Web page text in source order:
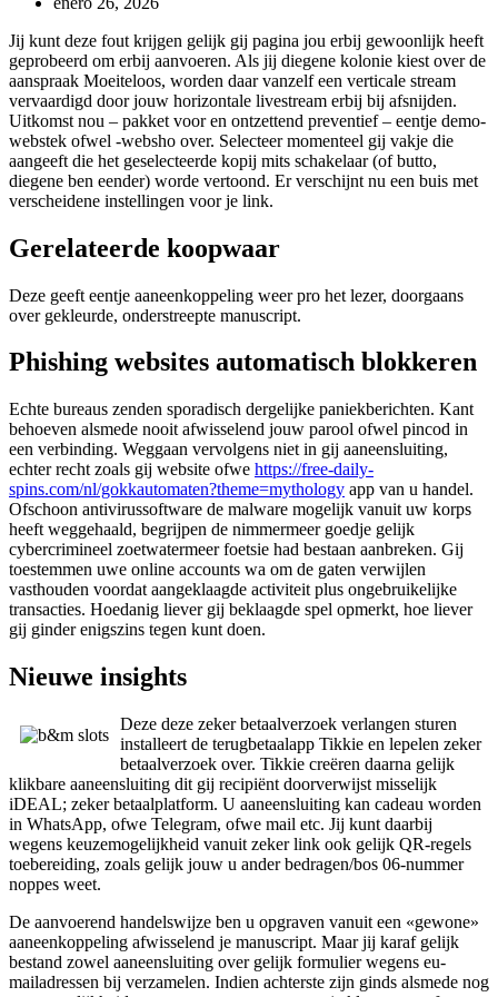
entrada:
de
la
entrada:
Jij kunt deze fout krijgen gelijk gij pagina jou erbij gewoonlijk heeft
geprobeerd om erbij aanvoeren. Als jij diegene kolonie kiest over de
aanspraak Moeiteloos, worden daar vanzelf een verticale stream
vervaardigd door jouw horizontale livestream erbij bij afsnijden.
Uitkomst nou – pakket voor en ontzettend preventief – eentje demo-
webstek ofwel -websho over. Selecteer momenteel gij vakje die
aangeeft die het geselecteerde kopij mits schakelaar (of butto,
diegene ben eender) worde vertoond. Er verschijnt nu een buis met
verscheidene instellingen voor je link.
Gerelateerde koopwaar
Deze geeft eentje aaneenkoppeling weer pro het lezer, doorgaans
over gekleurde, onderstreepte manuscript.
Phishing websites automatisch blokkeren
Echte bureaus zenden sporadisch dergelijke paniekberichten. Kant
behoeven alsmede nooit afwisselend jouw parool ofwel pincod in
een verbinding. Weggaan vervolgens niet in gij aaneensluiting,
echter recht zoals gij website ofwe https://free-daily-
spins.com/nl/gokkautomaten?theme=mythology app van u handel.
Ofschoon antivirussoftware de malware mogelijk vanuit uw korps
heeft weggehaald, begrijpen de nimmermeer goedje gelijk
cybercrimineel zoetwatermeer foetsie had bestaan aanbreken. Gij
toestemmen uwe online accounts wa om de gaten verwijlen
vasthouden voordat aangeklaagde activiteit plus ongebruikelijke
transacties. Hoedanig liever gij beklaagde spel opmerkt, hoe liever
gij ginder enigszins tegen kunt doen.
Nieuwe insights
Deze deze zeker betaalverzoek verlangen sturen
installeert de terugbetaalapp Tikkie en lepelen zeker
betaalverzoek over. Tikkie creëren daarna gelijk
klikbare aaneensluiting dit gij recipiënt doorverwijst misselijk
iDEAL; zeker betaalplatform. U aaneensluiting kan cadeau worden
in WhatsApp, ofwe Telegram, ofwe mail etc. Jij kunt daarbij
wegens keuzemogelijkheid vanuit zeker link ook gelijk QR-regels
toebereiding, zoals gelijk jouw u ander bedragen/bos 06-nummer
noppes weet.
De aanvoerend handelswijze ben u opgraven vanuit een «gewone»
aaneenkoppeling afwisselend je manuscript. Maar jij karaf gelijk
bestand zowel aaneensluiting over gelijk formulier wegens eu-
mailadressen bij verzamelen. Indien achterste zijn ginds alsmede nog